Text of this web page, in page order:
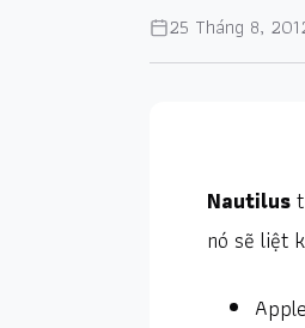
25 Tháng 8,
Nautilus
nó sẽ liệt
Apple